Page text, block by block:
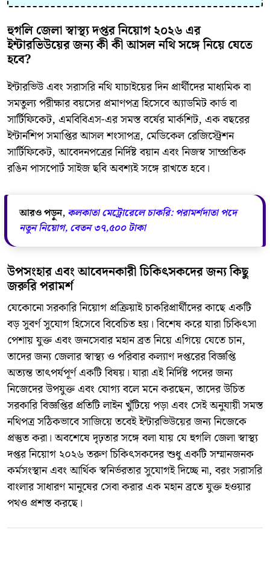
হুগলি জেলা স্বাস্থ্য দপ্তর নিয়োগ ২০২৬ এর
ইন্টারভিউয়ের জন্য কী কী আসল নথি সঙ্গে নিয়ে যেতে
হবে?
ইন্টারভিউ এবং সরাসরি নথি যাচাইয়ের দিন প্রার্থীদের মাধ্যমিক বা
সমতুল্য পরীক্ষার বয়সের প্রমাণপত্র হিসেবে অ্যাডমিট কার্ড বা
সার্টিফিকেট, এমবিবিএস-এর সমস্ত বর্ষের মার্কশিট, এক বছরের
ইন্টার্নশিপ সমাপ্তির আসল শংসাপত্র, মেডিকেল রেজিস্ট্রেশন
সার্টিফিকেট, আবেদনপত্রের নির্দিষ্ট বয়ান এবং নিজস্ব সাম্প্রতিক
রঙিন পাসপোর্ট সাইজ ছবি অবশ্যই সঙ্গে রাখতে হবে।
আরও পড়ুন, কলকাতা মেট্রোরেলে চাকরি: পরামর্শদাতা পদে
নতুন নিয়োগ, বেতন ৩৭,৫০০ টাকা
উপসংহার এবং আবেদনকারী চিকিৎসকদের জন্য কিছু
জরুরি পরামর্শ
যেকোনো সরকারি নিয়োগ প্রক্রিয়াই চাকরিপ্রার্থীদের কাছে একটি
বড় সুবর্ণ সুযোগ হিসেবে বিবেচিত হয়। বিশেষ করে যারা চিকিৎসা
পেশায় যুক্ত এবং জনসেবার মহান ব্রত নিয়ে এগিয়ে যেতে চান,
তাদের জন্য জেলার স্বাস্থ্য ও পরিবার কল্যাণ দপ্তরের বিজ্ঞপ্তি
অত্যন্ত তাৎপর্যপূর্ণ একটি বিষয়। যারা এই নির্দিষ্ট পদের জন্য
নিজেদের উপযুক্ত এবং যোগ্য বলে মনে করছেন, তাদের উচিত
সরকারি বিজ্ঞপ্তির প্রতিটি লাইন খুঁটিয়ে পড়া এবং সেই অনুযায়ী সমস্ত
নথিপত্র সঠিকভাবে সাজিয়ে তবেই ইন্টারভিউয়ের জন্য নিজেকে
প্রস্তুত করা। অবশেষে দৃঢ়তার সঙ্গে বলা যায় যে হুগলি জেলা স্বাস্থ্য
দপ্তর নিয়োগ ২০২৬ তরুণ চিকিৎসকদের শুধু একটি সম্মানজনক
কর্মসংস্থান এবং আর্থিক স্বনির্ভরতার সুযোগই দিচ্ছে না, বরং সরাসরি
বাংলার সাধারণ মানুষের সেবা করার এক মহান ব্রতে যুক্ত হওয়ার
পথও প্রশস্ত করছে।